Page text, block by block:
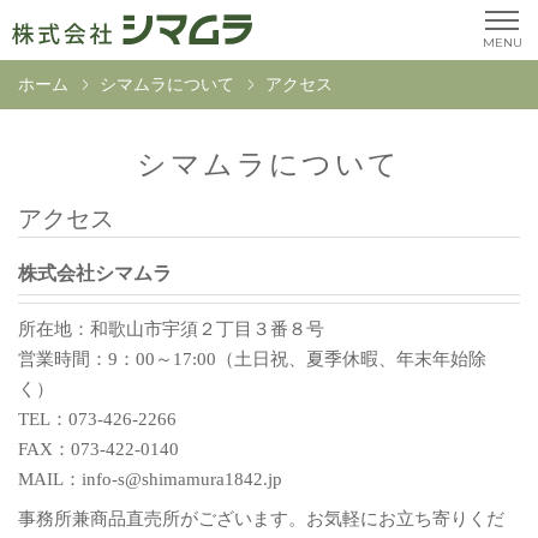
MENU
ホーム シマムラについて アクセス
シマムラについて
アクセス
株式会社シマムラ
所在地：和歌山市宇須２丁目３番８号
営業時間：9：00～17:00（土日祝、夏季休暇、年末年始除
く）
TEL：073-426-2266
FAX：073-422-0140
MAIL：info-s@shimamura1842.jp
事務所兼商品直売所がございます。お気軽にお立ち寄りくだ